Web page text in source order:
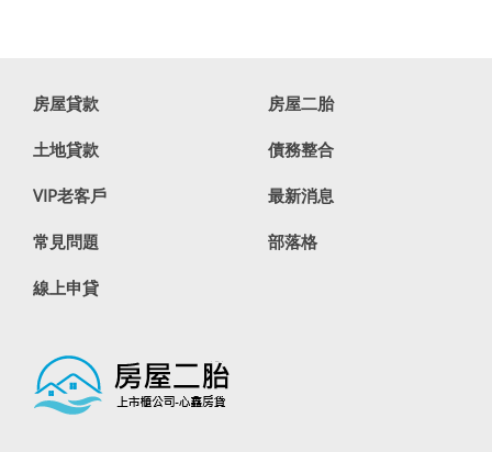
房屋貸款 房屋二胎
土地貸款 債務整合
VIP老客戶 最新消息
常見問題 部落格
線上申貸